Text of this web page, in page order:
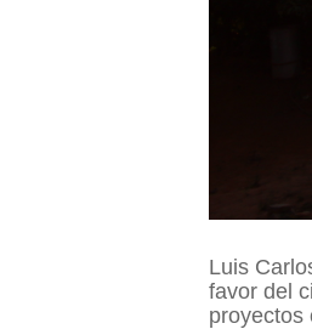
Luis
favor del
proyectos